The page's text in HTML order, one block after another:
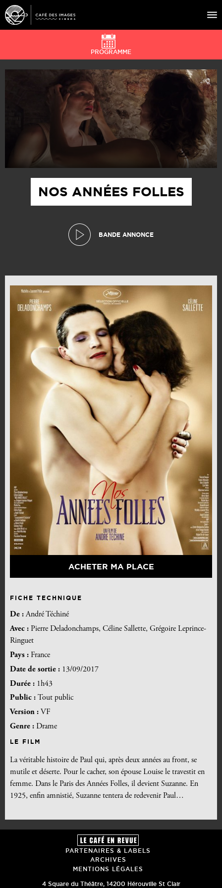
À L’AFFICHE
ÉVÉNEMENTS
CAFÉ DU CINÉ
PRATIQUE
ÉDUCATION AUX IMAGES
NOS ANNÉES FOLLES
BANDE ANNONCE
ACHETER MA PLACE
FICHE TECHNIQUE
De :André Téchiné
Avec : Pierre Deladonchamps, Céline Sallette, Grégoire Leprince-
Ringuet
Pays : France
Date de sortie : 13/09/2017
Durée : 1h43
Public : Tout public
Version : VF
Genre : Drame
LE FILM
La véritable histoire de Paul qui, après deux années au front, se
mutile et déserte. Pour le cacher, son épouse Louise le travestit en
femme. Dans le Paris des Années Folles, il devient Suzanne. En
1925, enfin amnistié, Suzanne tentera de redevenir Paul…
PROGRAMME
PARTENAIRES & LABELS
ARCHIVES
MENTIONS LÉGALES
4 Square du Théâtre, 14200 Hérouville St Clair